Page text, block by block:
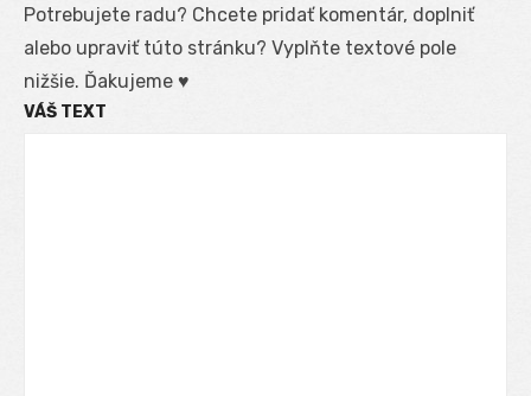
Potrebujete radu? Chcete pridať komentár, doplniť
alebo upraviť túto stránku? Vyplňte textové pole
nižšie. Ďakujeme ♥
VÁŠ TEXT